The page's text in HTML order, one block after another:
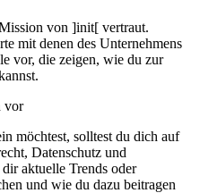
von ]init[ vertraut.
mit denen des Unternehmens
vor, die zeigen, wie du zur
vor
möchtest, solltest du dich auf
Datenschutz und
aktuelle Trends oder
und wie du dazu beitragen